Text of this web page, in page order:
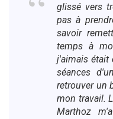
glissé vers
pas à
savoir
temps à
j'aimais était
séances
retrouver un
mon travail.
Marthoz